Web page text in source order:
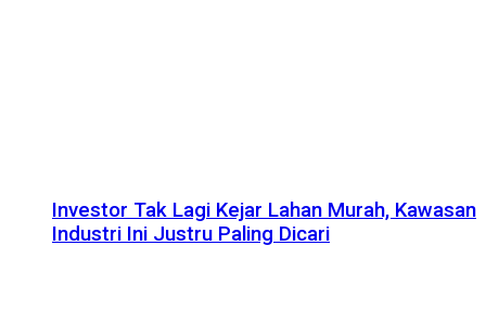
Investor Tak Lagi Kejar Lahan Murah, Kawasan
Industri Ini Justru Paling Dicari